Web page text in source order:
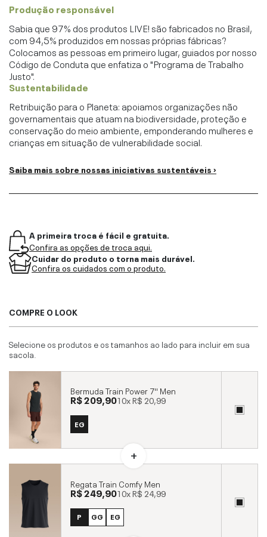
Produção responsável
Sabia que 97% dos produtos LIVE! são fabricados no Brasil,
com 94,5% produzidos em nossas próprias fábricas?
Colocamos as pessoas em primeiro lugar, guiados por nosso
Código de Conduta que enfatiza o "Programa de Trabalho
Justo".
Sustentabilidade
Retribuição para o Planeta: apoiamos organizações não
governamentais que atuam na biodiversidade, proteção e
conservação do meio ambiente, emponderando mulheres e
crianças em situação de vulnerabilidade social.
Saiba mais sobre nossas iniciativas sustentáveis ›
A primeira troca é fácil e gratuita.
Confira as opções de troca aqui.
Cuidar do produto o torna mais durável.
Confira os cuidados com o produto.
COMPRE O LOOK
Selecione os produtos e os tamanhos ao lado para incluir em sua
sacola.
Bermuda Train Power 7'' Men
R$ 209,9010xR$ 20,99
EG
Regata Train Comfy Men
R$ 249,9010xR$ 24,99
P GG EG